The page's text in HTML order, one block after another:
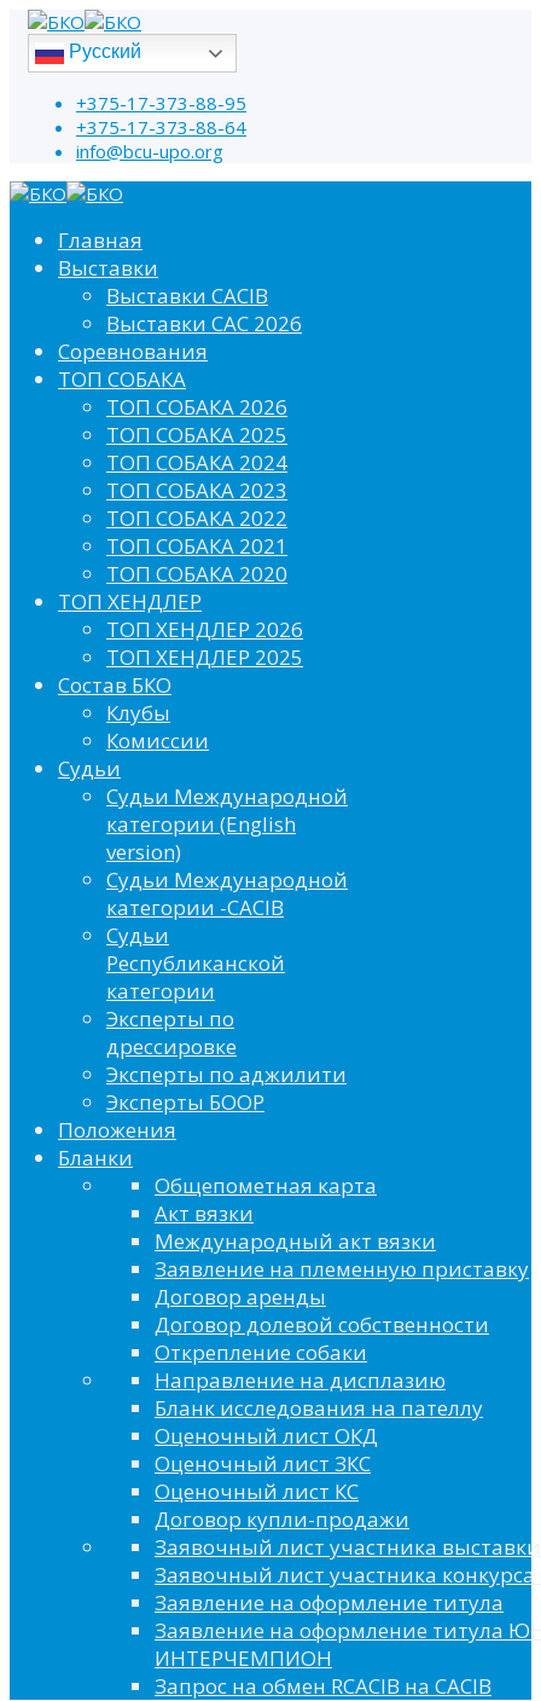
Русский
+375-17-373-88-95
+375-17-373-88-64
info@bcu-upo.org
Главная
Выставки
Выставки CACIB
Выставки САС 2026
Соревнования
ТОП СОБАКА
ТОП СОБАКА 2026
ТОП СОБАКА 2025
ТОП СОБАКА 2024
ТОП СОБАКА 2023
ТОП СОБАКА 2022
ТОП СОБАКА 2021
ТОП СОБАКА 2020
ТОП ХЕНДЛЕР
ТОП ХЕНДЛЕР 2026
ТОП ХЕНДЛЕР 2025
Состав БКО
Клубы
Комиссии
Судьи
Судьи Международной
категории (English
version)
Судьи Международной
категории -CACIB
Судьи
Республиканской
категории
Эксперты по
дрессировке
Эксперты по аджилити
Эксперты БООР
Положения
Бланки
Общепометная карта
Акт вязки
Международный акт вязки
Заявление на племенную приставку
Договор аренды
Договор долевой собственности
Открепление собаки
Направление на дисплазию
Бланк исследования на пателлу
Оценочный лист ОКД
Оценочный лист ЗКС
Оценочный лист КС
Договор купли-продажи
Заявочный лист участника выставки
Заявочный лист участника конкурса
Заявление на оформление титула
Заявление на оформление титула
ИНТЕРЧЕМПИОН
Запрос на обмен RCACIB на CACIB